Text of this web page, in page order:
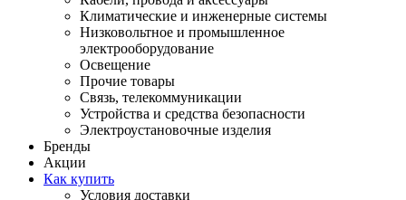
Климатические и инженерные системы
Низковольтное и промышленное
электрооборудование
Освещение
Прочие товары
Связь, телекоммуникации
Устройства и средства безопасности
Электроустановочные изделия
Бренды
Акции
Как купить
Условия доставки